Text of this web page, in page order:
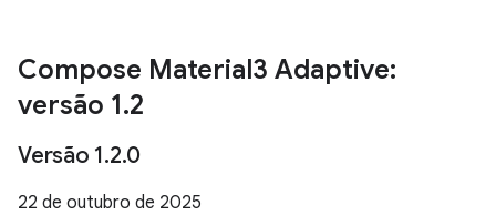
Compose Material3 Adaptive:
versão 1.2
Versão 1.2.0
22 de outubro de 2025